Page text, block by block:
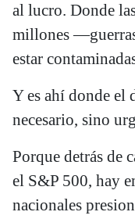
al lucro. Donde
millones
estar
Y es ahí donde el
necesario, sino
Porque detrás de
el S&P 500, hay
nacionales